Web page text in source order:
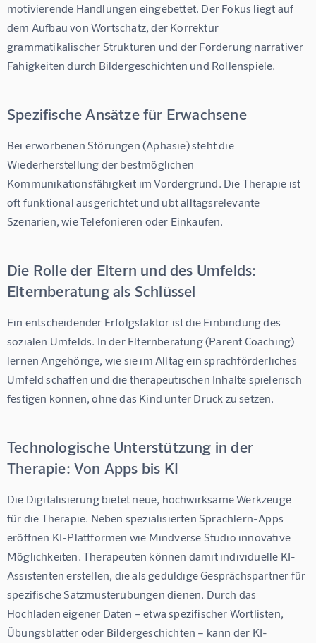
motivierende Handlungen eingebettet. Der Fokus liegt auf
dem Aufbau von Wortschatz, der Korrektur
grammatikalischer Strukturen und der Förderung narrativer
Fähigkeiten durch Bildergeschichten und Rollenspiele.
Spezifische Ansätze für Erwachsene
Bei erworbenen Störungen (Aphasie) steht die
Wiederherstellung der bestmöglichen
Kommunikationsfähigkeit im Vordergrund. Die Therapie ist
oft funktional ausgerichtet und übt alltagsrelevante
Szenarien, wie Telefonieren oder Einkaufen.
Die Rolle der Eltern und des Umfelds:
Elternberatung als Schlüssel
Ein entscheidender Erfolgsfaktor ist die Einbindung des
sozialen Umfelds. In der Elternberatung (Parent Coaching)
lernen Angehörige, wie sie im Alltag ein sprachförderliches
Umfeld schaffen und die therapeutischen Inhalte spielerisch
festigen können, ohne das Kind unter Druck zu setzen.
Technologische Unterstützung in der
Therapie: Von Apps bis KI
Die Digitalisierung bietet neue, hochwirksame Werkzeuge
für die Therapie. Neben spezialisierten Sprachlern-Apps
eröffnen KI-Plattformen wie Mindverse Studio innovative
Möglichkeiten. Therapeuten können damit individuelle KI-
Assistenten erstellen, die als geduldige Gesprächspartner für
spezifische Satzmusterübungen dienen. Durch das
Hochladen eigener Daten – etwa spezifischer Wortlisten,
Übungsblätter oder Bildergeschichten – kann der KI-